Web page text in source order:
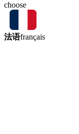
choose
法语français